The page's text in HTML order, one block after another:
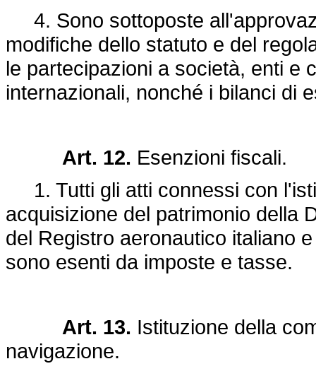
4. Sono sottoposte
modifiche dello statuto e del
le partecipazioni a società, enti e
internazionali, nonché i bilanci di
Art. 12. Esenzioni fiscali.
1. Tutti gli atti connessi con
acquisizione del patrimonio della
del Registro aeronautico italiano
sono esenti da imposte e tasse.
Art. 13. Istituzione della
navigazione.